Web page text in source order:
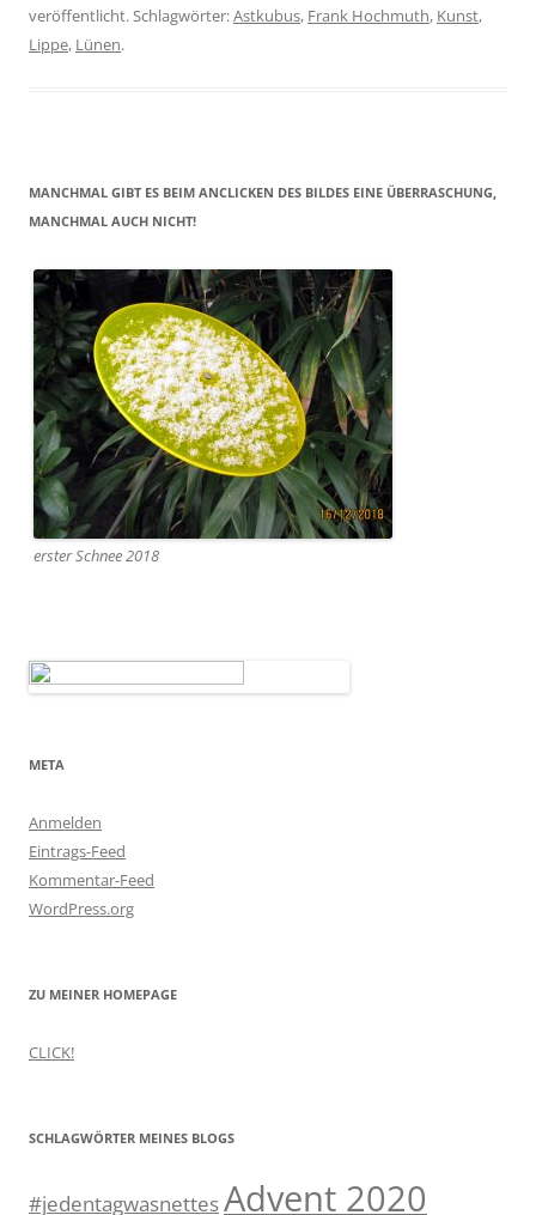
veröffentlicht. Schlagwörter:Astkubus, Frank Hochmuth, Kunst,
Lippe, Lünen.
MANCHMAL GIBT ES BEIM ANCLICKEN DES BILDES EINE ÜBERRASCHUNG,
MANCHMAL AUCH NICHT!
erster Schnee 2018
META
Anmelden
Eintrags-Feed
Kommentar-Feed
WordPress.org
ZU MEINER HOMEPAGE
CLICK!
SCHLAGWÖRTER MEINES BLOGS
#jedentagwasnettesAdvent 2020